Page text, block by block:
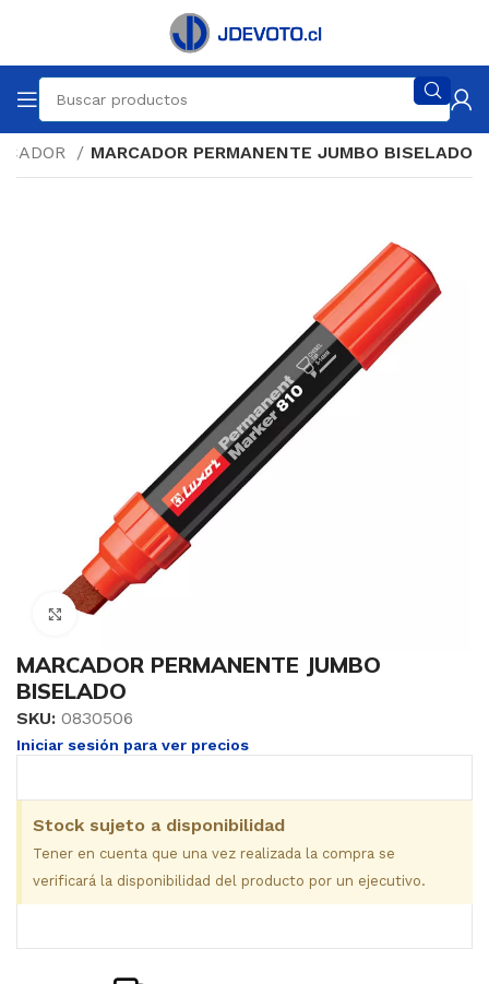
MARCADOR PERMANENTE JUMBO BISELADO
Clic para ampliar
MARCADOR PERMANENTE JUMBO
BISELADO
SKU: 0830506
Iniciar sesión para ver precios
Stock sujeto a disponibilidad
Tener en cuenta que una vez realizada la compra se
verificará la disponibilidad del producto por un ejecutivo.